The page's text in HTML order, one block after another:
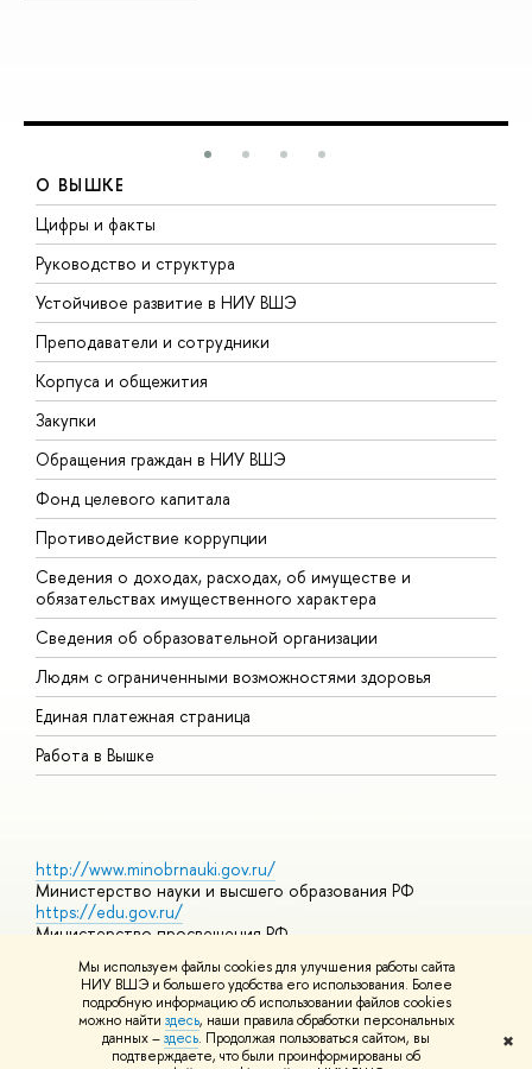
Мы используем файлы cookies для улучшения работы сайта
НИУ ВШЭ и большего удобства его использования. Более
подробную информацию об использовании файлов cookies
можно найти здесь, наши правила обработки персональных
данных –здесь. Продолжая пользоваться сайтом, вы
подтверждаете, что были проинформированы об
✖
О ВЫШКЕ
Цифры и факты
Руководство и структура
Устойчивое развитие в НИУ ВШЭ
Преподаватели и сотрудники
Корпуса и общежития
Закупки
Обращения граждан в НИУ ВШЭ
Фонд целевого капитала
Противодействие коррупции
Сведения о доходах, расходах, об имуществе и
обязательствах имущественного характера
Сведения об образовательной организации
Людям с ограниченными возможностями здоровья
Единая платежная страница
Работа в Вышке
http://www.minobrnauki.gov.ru/
Министерство науки и высшего образования РФ
https://edu.gov.ru/
Министерство просвещения РФ
https://elearning.hse.ru/mooc
Массовые открытые онлайн-курсы
© НИУ ВШЭ 1993–2026 Адреса и контактыУсловия